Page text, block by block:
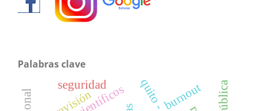
Palabras clave
seguridad burnout
revisión